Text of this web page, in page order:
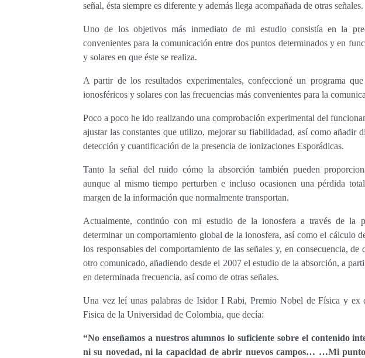
señal, ésta siempre es diferente y además llega acompañada de otras señales.
Uno de los objetivos más inmediato de mi estudio consistía en la
convenientes para la comunicación entre dos puntos determinados y en
y solares en que éste se realiza.
A partir de los resultados experimentales, confeccioné un programa
ionosféricos y solares con las frecuencias más convenientes para la
Poco a poco he ido realizando una comprobación experimental del
ajustar las constantes que utilizo, mejorar su fiabilidadad, así como añadir
detección y cuantificación de la presencia de ionizaciones Esporádicas.
Tanto la señal del ruido cómo la absorción también pueden
aunque al mismo tiempo perturben e incluso ocasionen una pérdida
margen de la información que normalmente transportan.
Actualmente, continúo con mi estudio de la ionosfera a través de la
determinar un comportamiento global de la ionosfera, así como el cálculo
los responsables del comportamiento de las señales y, en consecuencia,
otro comunicado, añadiendo desde el 2007 el estudio de la absorción, a
en determinada frecuencia, así como de otras señales.
Una vez leí unas palabras de Isidor I Rabi, Premio Nobel de Física y ex
Fisica de la Universidad de Colombia, que decía:
“No enseñamos a nuestros alumnos lo suficiente sobre el contenido
ni su novedad, ni la capacidad de abrir nuevos campos… …Mi punto